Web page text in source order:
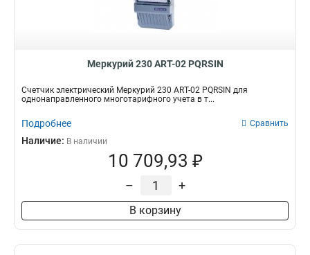
Меркурий 230 АRT-02 PQRSIN
Счетчик электрический Меркурий 230 АRT-02 PQRSIN для
однонаправленного многотарифного учета в т...
Подробнее Сравнить
Наличие: В наличии
10 709,93 ₽
– +
В корзину